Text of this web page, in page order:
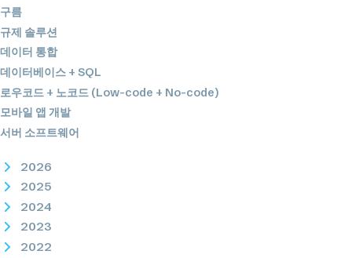
구름
규제 솔루션
데이터 통합
데이터베이스 + SQL
로우코드 + 노코드 (Low-code + No-code)
모바일 앱 개발
서버 소프트웨어
2026
2025
2024
2023
2022